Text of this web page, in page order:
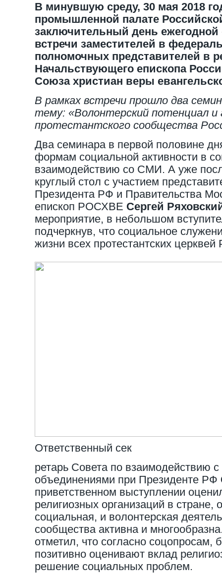
В минувшую среду, 30 мая 2018
промышленной палате
заключительный день ежегодной
встречи заместителей в
полномочных представителей в
Начальствующего епископа
Союза христиан веры
В рамках встречи прошло два
тему: «Волонтерский потенциал и
протестантского сообщества
Два семинара в первой половине
формам социальной активности в
взаимодействию со СМИ. А уже
круглый стол с участием
Президента РФ и Правительства
епископ РОСХВЕ Сергей
мероприятие, в небольшом
подчеркнув, что социальное
жизни всех протестантских церквей
Ответственный сек
ретарь Совета по взаимодействию
объединениями при Президенте РФ
приветственном выступлении
религиозных организаций в стране,
социальная, и волонтерская
сообщества активна и
отметил, что согласно
позитивно оценивают вклад
решение социальных проблем.